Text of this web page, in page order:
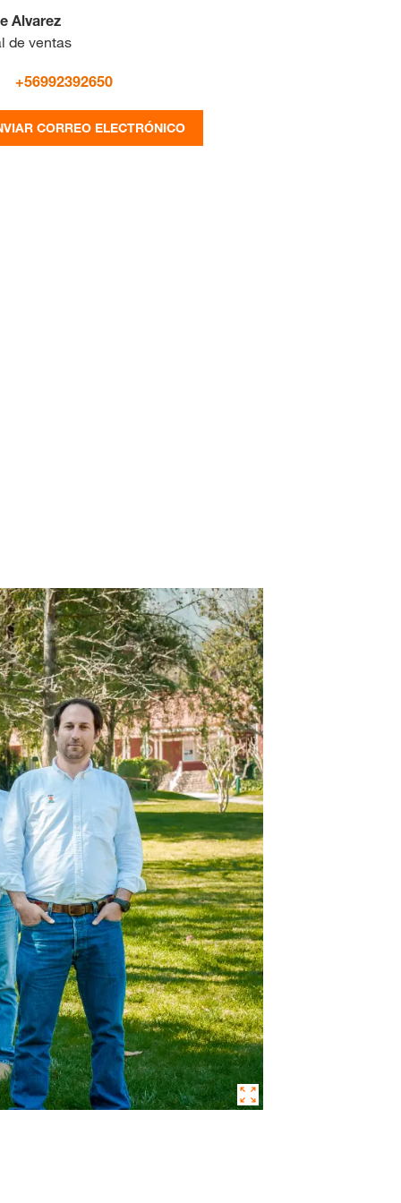
Alvarez
de ventas
+56992392650
CORREO ELECTRÓNICO